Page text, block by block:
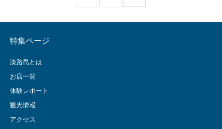
特集ページ
淡路島とは
お店一覧
体験レポート
観光情報
アクセス